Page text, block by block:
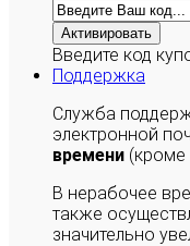
Активировать
Введите код
Поддержка
Служба
электронной
времени (кроме
В нерабочее
также
значительно